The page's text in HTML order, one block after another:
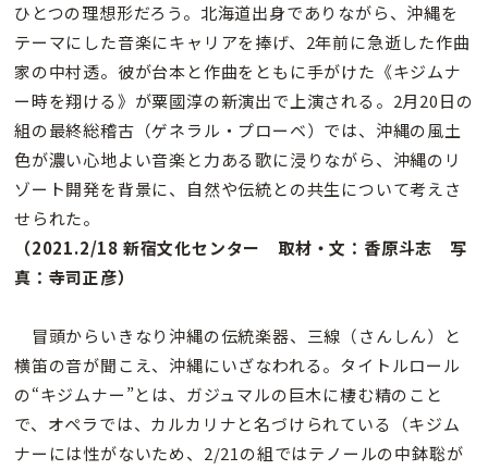
ひとつの理想形だろう。北海道出身でありながら、沖縄を
テーマにした音楽にキャリアを捧げ、2年前に急逝した作曲
家の中村透。彼が台本と作曲をともに手がけた《キジムナ
ー時を翔ける》が粟國淳の新演出で上演される。2月20日の
組の最終総稽古（ゲネラル・プローベ）では、沖縄の風土
色が濃い心地よい音楽と力ある歌に浸りながら、沖縄のリ
ゾート開発を背景に、自然や伝統との共生について考えさ
せられた。
（2021.2/18 新宿文化センター 取材・文：香原斗志 写
真：寺司正彦）
冒頭からいきなり沖縄の伝統楽器、三線（さんしん）と
横笛の音が聞こえ、沖縄にいざなわれる。タイトルロール
の“キジムナー”とは、ガジュマルの巨木に棲む精のこと
で、オペラでは、カルカリナと名づけられている（キジム
ナーには性がないため、2/21の組ではテノールの中鉢聡が